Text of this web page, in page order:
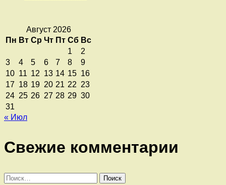
Август 2026
Пн Вт Ср Чт Пт Сб Вс
1
2
3
4 5 6 7 8
9
10 11 12 13 14 15 16
17 18 19 20 21 22 23
24 25 26 27 28 29 30
31
« Июл
Свежие комментарии
Найти: